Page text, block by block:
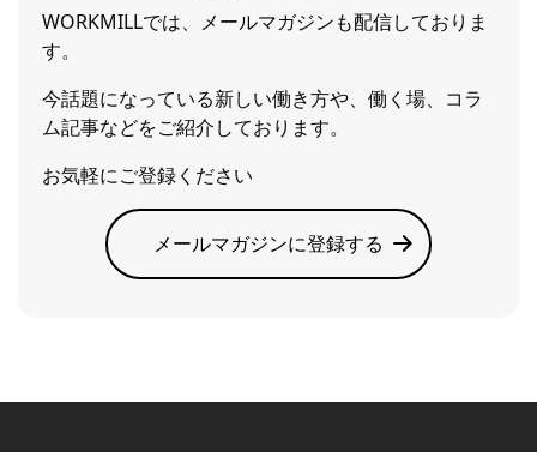
WORKMILLでは、メールマガジンも配信しておりま
す。
今話題になっている新しい働き方や、働く場、コラ
ム記事などをご紹介しております。
お気軽にご登録ください
メールマガジンに登録する